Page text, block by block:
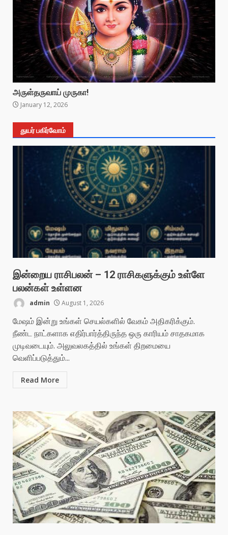
அருள்தருவாய் முருகா!
January 12, 2026
துயர் பகிர்வோம்
இன்றைய ராசிபலன் – 12 ராசிகளுக்கும் உள்ளே
பலன்கள் உள்ளன
admin August 1, 2026
மேஷம் இன்று உங்கள் செயல்களில் வேகம் அதிகரிக்கும்.
நீண்ட நாட்களாக எதிர்பார்த்திருந்த ஒரு காரியம் சாதகமாக
முடிவடையும். அலுவலகத்தில் உங்கள் திறமையை
வெளிப்படுத்தும்...
Read More